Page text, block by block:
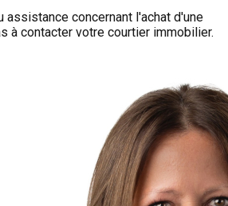
assistance concernant l'achat d'une
à contacter votre courtier immobilier.